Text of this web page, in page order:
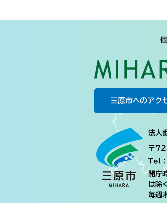
三原市へのアク
法人
〒
Tel
開庁
は除
毎週